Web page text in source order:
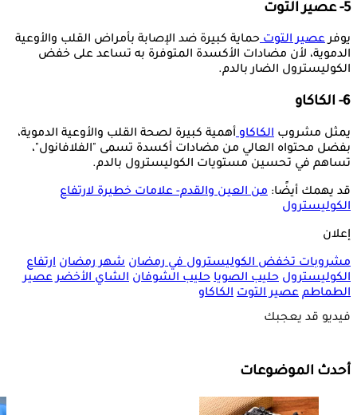
5- عصير التوت
يوفرعصير التوتحماية كبيرة ضد الإصابة بأمراض القلب والأوعية
الدموية، لأن مضادات الأكسدة المتوفرة به تساعد على خفض
الكوليسترول الضار بالدم.
6- الكاكاو
يمثل مشروب الكاكاوأهمية كبيرة لصحة القلب والأوعية الدموية،
بفضل محتواه العالي من مضادات أكسدة تسمى "الفلافانول"،
تساهم في تحسين مستويات الكوليسترول بالدم.
قد يهمك أيضًا: من العين والقدم- علامات خطيرة لارتفاع
الكوليسترول
إعلان
مشروبات تخفض الكوليسترول في رمضان شهر رمضان ارتفاع
الكوليسترول حليب الصويا حليب الشوفان الشاي الأخضر عصير
الطماطم عصير التوت الكاكاو
فيديو قد يعجبك
أحدث الموضوعات